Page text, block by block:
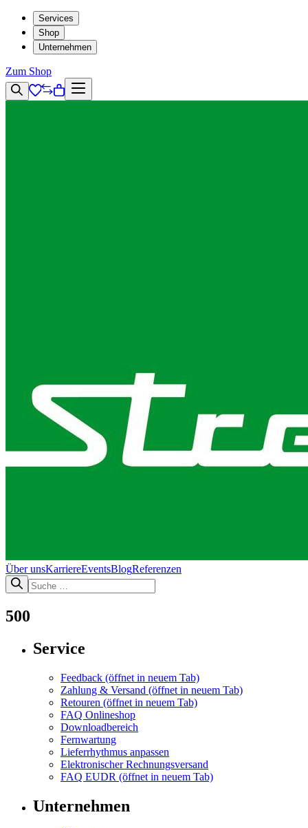
Services
Shop
Unternehmen
Zum Shop
Über unsKarriereEventsBlogReferenzen
500
Service
Feedback (öffnet in neuem Tab)
Zahlung & Versand (öffnet in neuem Tab)
Retouren (öffnet in neuem Tab)
FAQ Onlineshop
Downloadbereich
Fernwartung
Lieferrhythmus anpassen
Elektronischer Rechnungsversand
FAQ EUDR (öffnet in neuem Tab)
Unternehmen